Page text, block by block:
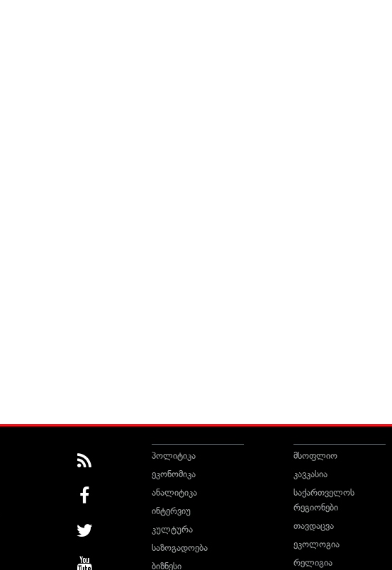
პოლიტიკა
ეკონომიკა
ანალიტიკა
ინტერვიუ
კულტურა
საზოგადოება
ბიზნესი
მსოფლიო
კავკასია
საქართველოს
რეგიონები
თავდაცვა
ეკოლოგია
რელიგია